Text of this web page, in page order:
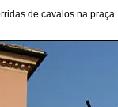
de cavalos na